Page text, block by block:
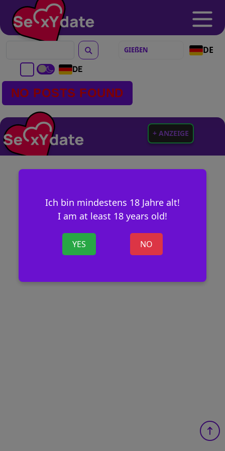
DE
DE
Ich bin mindestens 18 Jahre alt!
I am at least 18 years old!
YES NO
NO POSTS FOUND
+ ANZEIGE